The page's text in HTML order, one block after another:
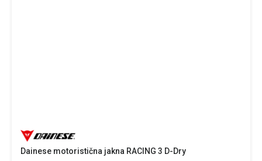
Dainese motoristična jakna RACING 3 D-Dry